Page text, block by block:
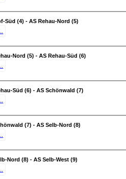
Süd (4) - AS Rehau-Nord (5)
Nord (5) - AS Rehau-Süd (6)
Süd (6) - AS Schönwald (7)
(7) - AS Selb-Nord (8)
Nord (8) - AS Selb-West (9)